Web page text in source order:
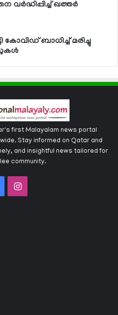
ഖത്തര്‍
കോവിഡ് ബാധിച്ച് മരിച്ചു
first Malayalam news portal
Stay informed on Qatar and
and insightful news tailored for
community.
Instagram